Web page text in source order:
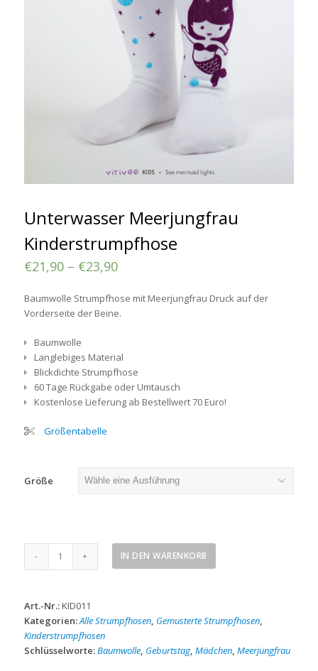
Unterwasser Meerjungfrau
Kinderstrumpfhose
€21,90– €23,90
Baumwolle Strumpfhose mit Meerjungfrau Druck auf der
Vorderseite der Beine.
Baumwolle
Langlebiges Material
Blickdichte Strumpfhose
60 Tage Rückgabe oder Umtausch
Kostenlose Lieferung ab Bestellwert 70 Euro!
Größentabelle
Größe
Unterwasser
IN DEN WARENKORB
Art.-Nr.:KID011
Kategorien:Alle Strumpfhosen, Gemusterte Strumpfhosen,
Kinderstrumpfhosen
Schlüsselworte:Baumwolle, Geburtstag, Mädchen, Meerjungfrau